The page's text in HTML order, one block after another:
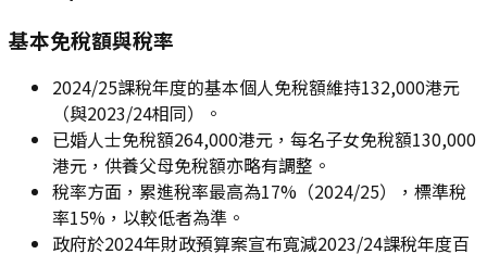
基本免稅額與稅率
2024/25課稅年度的基本個人免稅額維持132,000港元
（與2023/24相同）。
已婚人士免稅額264,000港元，每名子女免稅額130,000
港元，供養父母免稅額亦略有調整。
稅率方面，累進稅率最高為17%（2024/25），標準稅
率15%，以較低者為準。
政府於2024年財政預算案宣布寬減2023/24課稅年度百